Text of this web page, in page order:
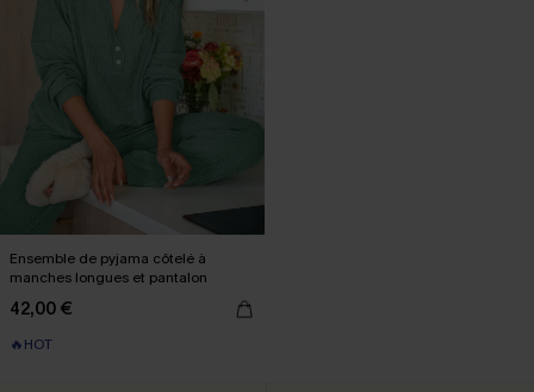
Ensemble de pyjama côtelé à
manches longues et pantalon
42,00 €
🔥HOT